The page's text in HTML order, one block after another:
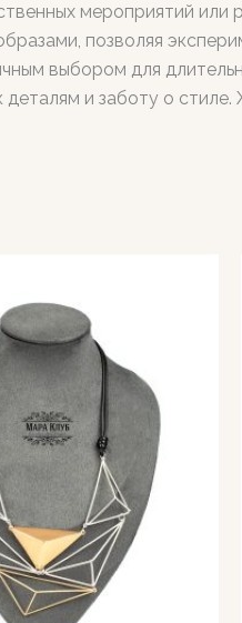
мероприятий или
позволяя
выбором для
и заботу о